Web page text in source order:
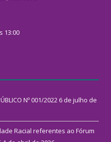
13:00
Nº 001/2022 6 de julho de
Racial referentes ao Fórum